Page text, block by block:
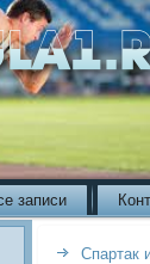
записи
Спартак